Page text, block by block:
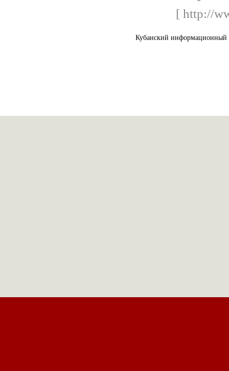
[ http://
Кубанский информационный